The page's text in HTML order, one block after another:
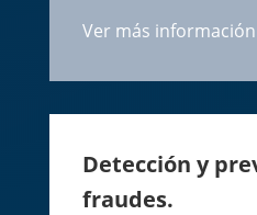
Ver más información
Detección y
fraudes.